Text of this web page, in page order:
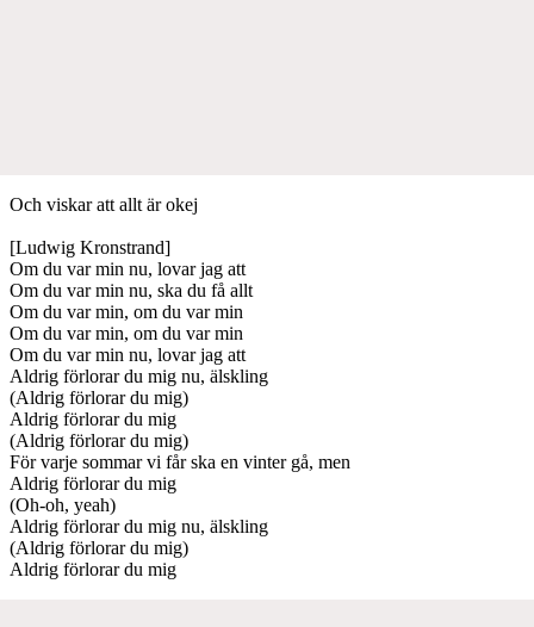
Och viskar att allt är okej
[Ludwig Kronstrand]
Om du var min nu, lovar jag att
Om du var min nu, ska du få allt
Om du var min, om du var min
Om du var min, om du var min
Om du var min nu, lovar jag att
Aldrig förlorar du mig nu, älskling
(Aldrig förlorar du mig)
Aldrig förlorar du mig
(Aldrig förlorar du mig)
För varje sommar vi får ska en vinter gå, men
Aldrig förlorar du mig
(Oh-oh, yeah)
Aldrig förlorar du mig nu, älskling
(Aldrig förlorar du mig)
Aldrig förlorar du mig